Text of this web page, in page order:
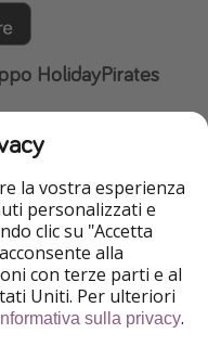
HolidayPirates
la vostra esperienza
personalizzati e
clic su "Accetta
alla
con terze parti e al
Uniti. Per ulteriori
sulla privacy.